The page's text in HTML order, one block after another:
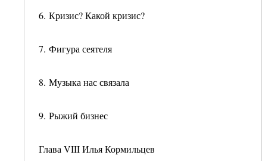
6. Кризис? Какой кризис?
7. Фигура сеятеля
8. Музыка нас связала
9. Рыжий бизнес
Глава VIII Илья Кормильцев